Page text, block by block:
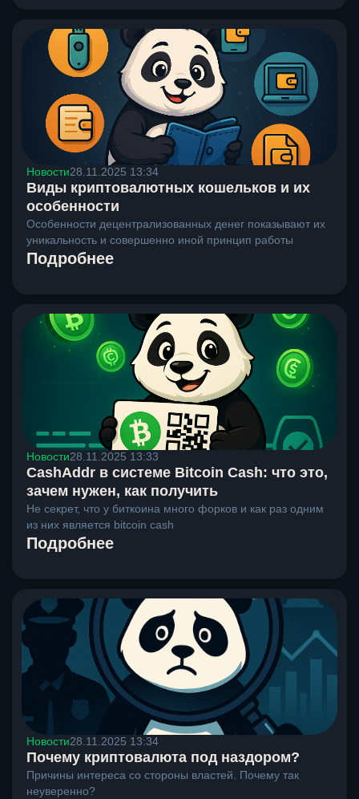
Новости28.11.2025 13:34
Виды криптовалютных кошельков и их
особенности
Особенности децентрализованных денег показывают их
уникальность и совершенно иной принцип работы
Подробнее
Новости28.11.2025 13:33
CashAddr в системе Bitcoin Cash: что это,
зачем нужен, как получить
Не секрет, что у биткоина много форков и как раз одним
из них является bitcoin cash
Подробнее
Новости28.11.2025 13:34
Почему криптовалюта под наздором?
Причины интереса со стороны властей. Почему так
неуверенно?